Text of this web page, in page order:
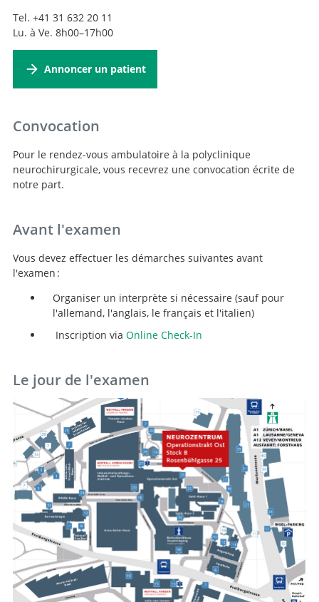
Tel. +41 31 632 20 11
Lu. à Ve. 8h00–17h00
Annoncer un patient
Convocation
Pour le rendez-vous ambulatoire à la polyclinique
neurochirurgicale, vous recevrez une convocation écrite de
notre part.
Avant l'examen
Vous devez effectuer les démarches suivantes avant
l'examen :
Organiser un interprète si nécessaire (sauf pour
l'allemand, l'anglais, le français et l'italien)
Inscription via Online Check-In
Le jour de l'examen